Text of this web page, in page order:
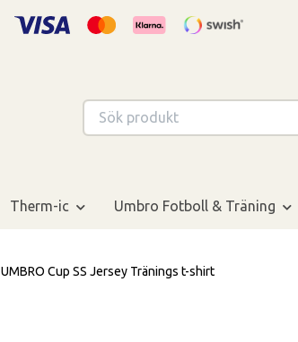
Therm-ic Umbro Fotboll & Träning
UMBRO Cup SS Jersey Tränings t-shirt